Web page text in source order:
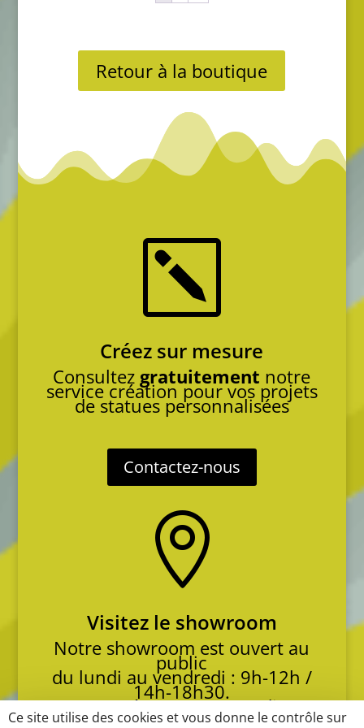
Retour à la boutique
k
Créez sur mesure
Consultez gratuitement notre
service création pour vos projets
de statues personnalisées
Contactez-nous

Visitez le showroom
Notre showroom est ouvert au
public
du lundi au vendredi : 9h-12h /
14h-18h30.
Autres créneaux et samedi sur
RDV.
Ce site utilise des cookies et vous donne le contrôle sur